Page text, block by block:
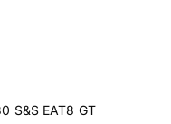
S&S EAT8 GT